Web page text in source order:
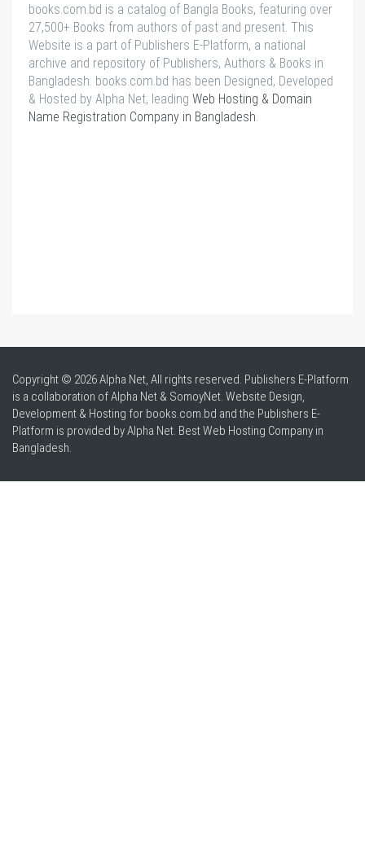
books.com.bd is a catalog of Bangla Books, featuring over
27,500+ Books from authors of past and present. This
Website is a part of Publishers E-Platform, a national
archive and repository of Publishers, Authors & Books in
Bangladesh. books.com.bd has been Designed, Developed
& Hosted by Alpha Net, leading Web Hosting & Domain
Name Registration Company in Bangladesh
Copyright © 2026 Alpha Net, All rights reserved. Publishers E-Platform
is a collaboration of Alpha Net & SomoyNet. Website Design,
Development & Hosting for books.com.bd and the Publishers E-
Platform is provided by Alpha Net. BestWeb Hosting Company in
Bangladesh.